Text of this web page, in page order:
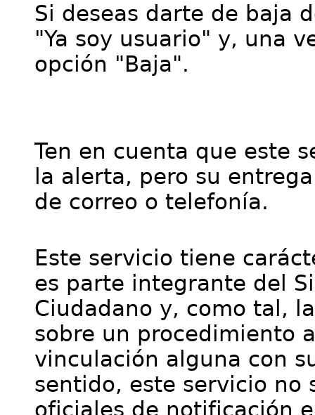
Si deseas darte de baja
"Ya soy usuario" y, una
opción "Baja".
Ten en cuenta que este
la alerta, pero su
de correo o telefonía.
Este servicio tiene
es parte integrante del
Ciudadano y, como tal,
sobre un procedimiento
vinculación alguna con
sentido, este servicio no
oficiales de notificación